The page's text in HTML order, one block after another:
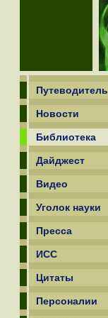
Путеводитель
Новости
Библиотека
Дайджест
Видео
Уголок науки
Пресса
ИСС
Цитаты
Персоналии